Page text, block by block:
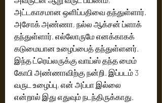
அட்டகாசமான ஒளிப்பதிவை தந்துள்ளார்.
அசோக் அண்ணா, நல்ல ஆக்சன் ப்ளாக்
தந்துள்ளார். எல்லோருமே எனக்காகக்
கடுமையான உழைப்பைத் தந்துள்ளனர்.
இந்த ட்ரெய்லருக்கு வாய்ஸ் தந்த மைம்
கோபி அண்ணாவிற்கு நன்றி. இப்படம் 3
வருட உழைப்பு, என் அப்பா இல்லை
என்றால் இது எதுவும் நடந்திருக்காது.